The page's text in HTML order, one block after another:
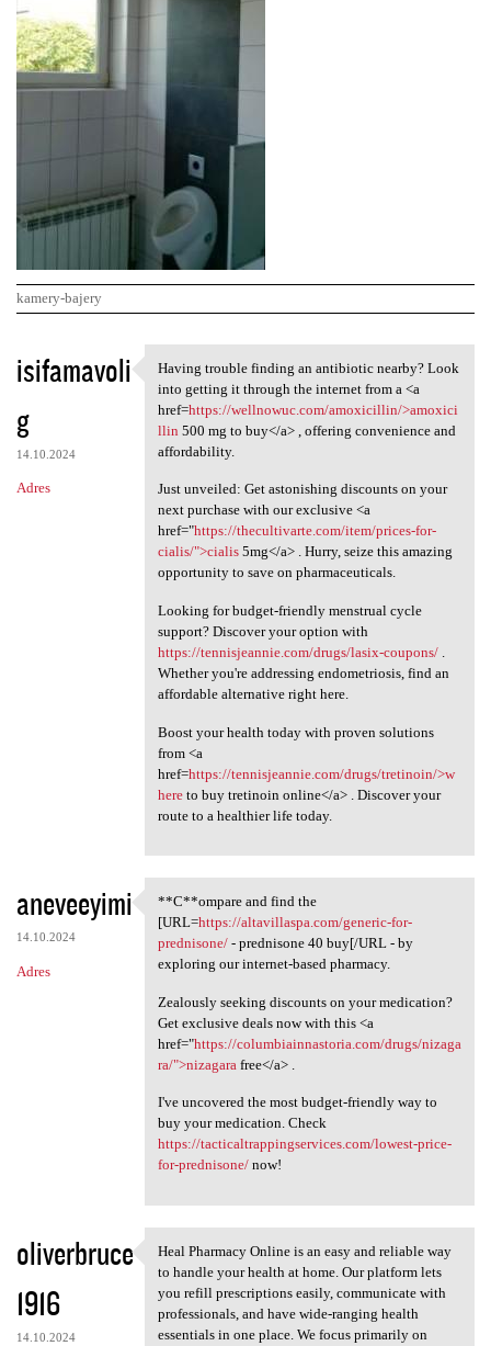
kamery-bajery
K
o
m
e
n
isifamavoli
g
14.10.2024
Adres
Having trouble finding an
Having trouble finding an antibiotic nearby? Look
into getting it through the internet from a <a
href=https://wellnowuc.com/amoxicillin/>amoxici
llin 500 mg to buy</a> , offering convenience and
affordability.
Just unveiled: Get astonishing discounts on your
next purchase with our exclusive <a
href="https://thecultivarte.com/item/prices-for-
cialis/">cialis5mg</a> . Hurry, seize this amazing
opportunity to save on pharmaceuticals.
Looking for budget-friendly menstrual cycle
support? Discover your option with
https://tennisjeannie.com/drugs/lasix-coupons/.
Whether you're addressing endometriosis, find an
affordable alternative right here.
Boost your health today with proven solutions
from <a
href=https://tennisjeannie.com/drugs/tretinoin/>w
hereto buy tretinoin online</a> . Discover your
route to a healthier life today.
aneveeyimi
14.10.2024
Adres
**C**ompare and find the [URL
**C**ompare and find the
[URL=https://altavillaspa.com/generic-for-
prednisone/- prednisone 40 buy[/URL - by
exploring our internet-based pharmacy.
Zealously seeking discounts on your medication?
Get exclusive deals now with this <a
href="https://columbiainnastoria.com/drugs/nizaga
ra/">nizagara free</a> .
I've uncovered the most budget-friendly way to
buy your medication. Check
https://tacticaltrappingservices.com/lowest-price-
for-prednisone/now!
oliverbruce
1916
14.10.2024
Heal Pharmacy Online is an
Heal Pharmacy Online is an easy and reliable way
to handle your health at home. Our platform lets
you refill prescriptions easily, communicate with
professionals, and have wide-ranging health
essentials in one place. We focus primarily on